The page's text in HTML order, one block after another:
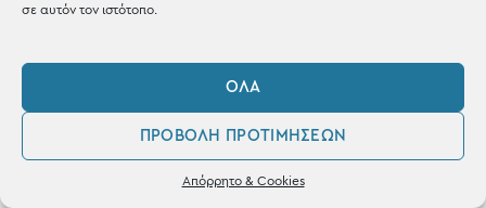
σε αυτόν τον ιστότοπο.
ΌΛΑ
ΠΡΟΒΟΛΉ ΠΡΟΤΙΜΉΣΕΩΝ
Απόρρητο & Cookies
Φίλτρα
0